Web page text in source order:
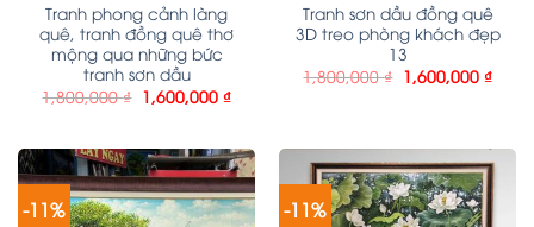
Tranh phong cảnh làng
quê, tranh đồng quê thơ
mộng qua những bức
tranh sơn dầu
1,800,000₫ 1,600,000 ₫
Tranh sơn dầu đồng quê
3D treo phòng khách đẹp
13
1,800,000₫ 1,600,000 ₫
-11% -11%